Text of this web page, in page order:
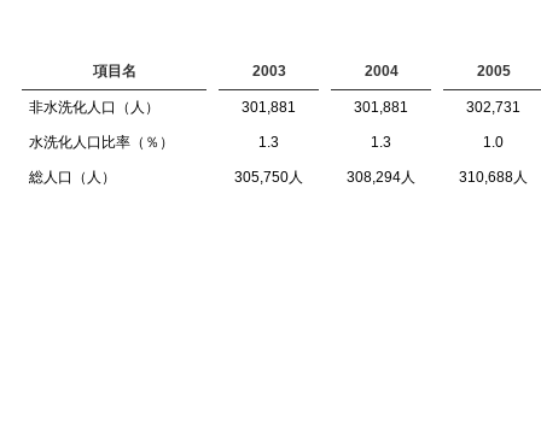
項目名 2003 2004 2005
非水洗化人口（人） 301,881 301,881 302,731
水洗化人口比率（％） 1.3 1.3 1.0
総人口（人） 305,750人 308,294人 310,688人